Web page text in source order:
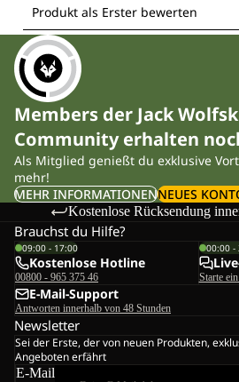
Members der Jack
Community erhalten
Als Mitglied genießt du exklusive
mehr!
MEHR INFORMATIONENNEUES
Kostenlose Rücksendung
Brauchst du Hilfe?
09:00 - 17:00
Kostenlose Hotline
00800 - 965 375 46
00:00 -
Starte
E-Mail-Support
Antworten innerhalb von 48 Stunden
Newsletter
Sei der Erste, der von neuen Produkten,
Angeboten erfährt
E-Mail